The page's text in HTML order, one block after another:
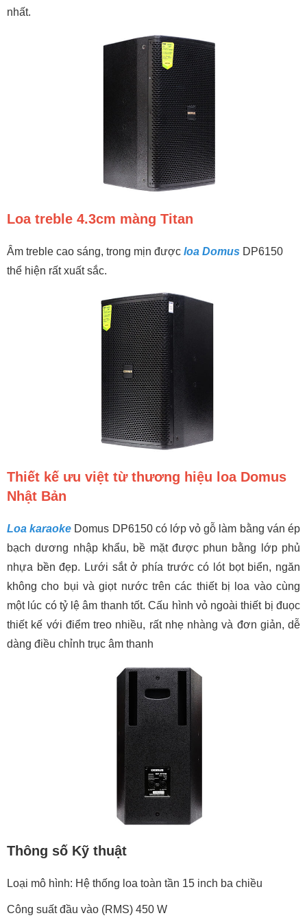
nhất.
Loa treble 4.3cm màng Titan
Âm treble cao sáng, trong mịn được loa Domus DP6150
thể hiện rất xuất sắc.
Thiết kế ưu việt từ thương hiệu loa Domus
Nhật Bản
Loa karaoke Domus DP6150 có lớp vỏ gỗ làm bằng ván ép
bạch dương nhập khẩu, bề mặt được phun bằng lớp phủ
nhựa bền đẹp. Lưới sắt ở phía trước có lót bọt biển, ngăn
không cho bụi và giọt nước trên các thiết bị loa vào cùng
một lúc có tỷ lệ âm thanh tốt. Cấu hình vỏ ngoài thiết bị đuọc
thiết kế với điểm treo nhiều, rất nhẹ nhàng và đơn giản, dễ
dàng điều chỉnh trục âm thanh
Thông số Kỹ thuật
Loại mô hình: Hệ thống loa toàn tần 15 inch ba chiều
Công suất đầu vào (RMS) 450 W